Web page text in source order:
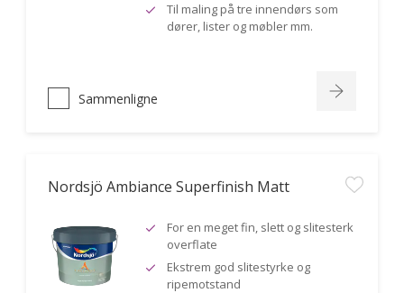
Til maling på tre innendørs som
dører, lister og møbler mm.
Sammenligne
Nordsjö Ambiance Superfinish Matt
For en meget fin, slett og slitesterk
overflate
Ekstrem god slitestyrke og
ripemotstand